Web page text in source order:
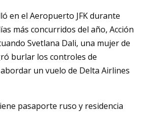
en el Aeropuerto JFK durante
más concurridos del año, Acción
Svetlana Dali, una mujer de
burlar los controles de
un vuelo de Delta Airlines
pasaporte ruso y residencia